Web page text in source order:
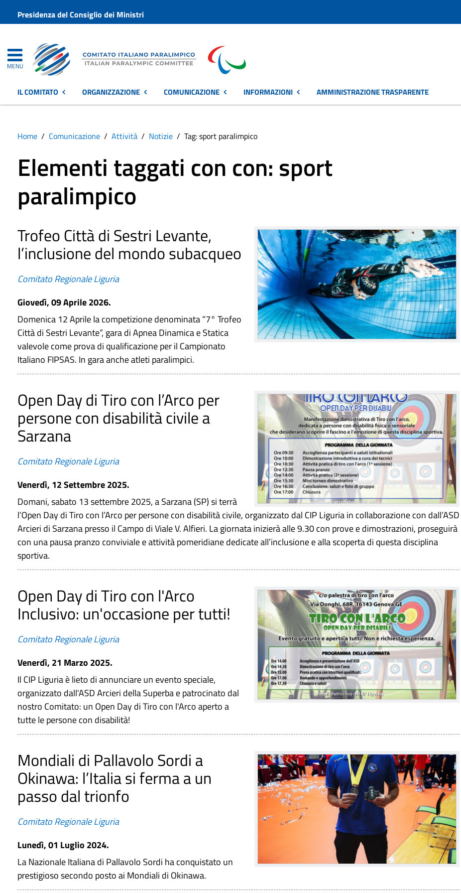
Presidenza del Consiglio dei Ministri
MENU
IL COMITATO ORGANIZZAZIONE COMUNICAZIONE INFORMAZIONI AMMINISTRAZIONE TRASPARENTE
Home Comunicazione Attività Notizie Tag: sport paralimpico
Elementi taggati con con: sport
paralimpico
Trofeo Città di Sestri Levante,
l’inclusione del mondo subacqueo
Comitato Regionale Liguria
Giovedì, 09 Aprile 2026.
Domenica 12 Aprile la competizione denominata “7° Trofeo
Città di Sestri Levante”, gara di Apnea Dinamica e Statica
valevole come prova di qualificazione per il Campionato
Italiano FIPSAS. In gara anche atleti paralimpici.
Open Day di Tiro con l’Arco per
persone con disabilità civile a
Sarzana
Comitato Regionale Liguria
Venerdì, 12 Settembre 2025.
Domani, sabato 13 settembre 2025, a Sarzana (SP) si terrà
l’Open Day di Tiro con l’Arco per persone con disabilità civile, organizzato dal CIP Liguria in collaborazione con dall’ASD
Arcieri di Sarzana presso il Campo di Viale V. Alfieri. La giornata inizierà alle 9.30 con prove e dimostrazioni, proseguirà
con una pausa pranzo conviviale e attività pomeridiane dedicate all’inclusione e alla scoperta di questa disciplina
sportiva.
Open Day di Tiro con l'Arco
Inclusivo: un'occasione per tutti!
Comitato Regionale Liguria
Venerdì, 21 Marzo 2025.
Il CIP Liguria è lieto di annunciare un evento speciale,
organizzato dall'ASD Arcieri della Superba e patrocinato dal
nostro Comitato: un Open Day di Tiro con l'Arco aperto a
tutte le persone con disabilità!
Mondiali di Pallavolo Sordi a
Okinawa: l’Italia si ferma a un
passo dal trionfo
Comitato Regionale Liguria
Lunedì, 01 Luglio 2024.
La Nazionale Italiana di Pallavolo Sordi ha conquistato un
prestigioso secondo posto ai Mondiali di Okinawa.